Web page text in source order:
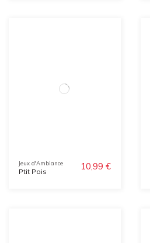
Jeux d'Ambiance
Ptit Pois 10,99 €